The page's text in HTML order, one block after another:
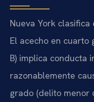
Nueva York
El acecho en cuarto
B) implica conducta
razonablemente
grado (delito menor